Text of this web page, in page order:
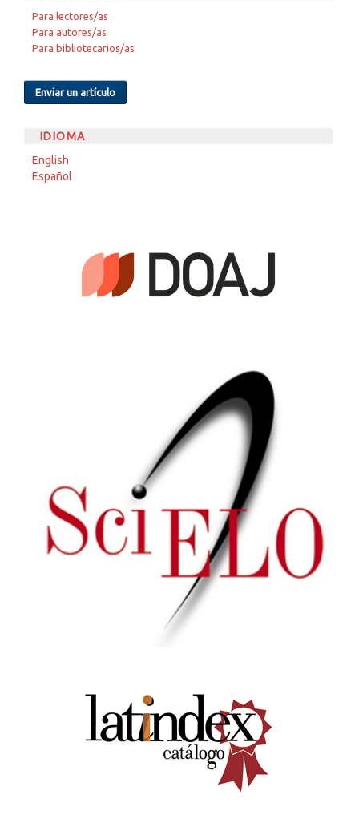
Para lectores/as
Para autores/as
Para bibliotecarios/as
Enviar un artículo
IDIOMA
English
Español